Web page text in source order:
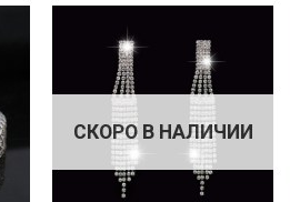
СКОРО В НАЛИЧИИ